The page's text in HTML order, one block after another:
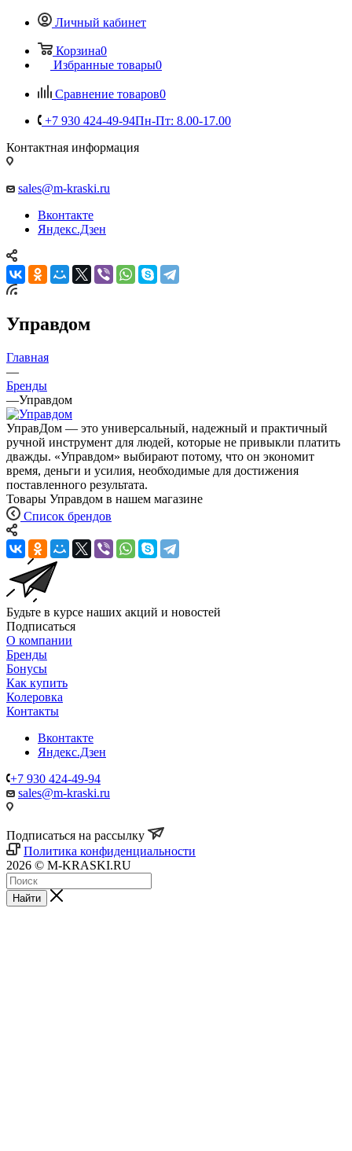
Личный кабинет
Корзина0
Избранные товары0
Сравнение товаров0
+7 930 424-49-94Пн-Пт: 8.00-17.00
Контактная информация
sales@m-kraski.ru
Вконтакте
Яндекс.Дзен
Управдом
Главная
—
Бренды
—Управдом
УправДом — это универсальный, надежный и практичный
ручной инструмент для людей, которые не привыкли платить
дважды. «Управдом» выбирают потому, что он экономит
время, деньги и усилия, необходимые для достижения
поставленного результата.
Товары Управдом в нашем магазине
Список брендов
Будьте в курсе наших акций и новостей
Подписаться
О компании
Бренды
Бонусы
Как купить
Колеровка
Контакты
Вконтакте
Яндекс.Дзен
+7 930 424-49-94
sales@m-kraski.ru
Подписаться на рассылку
Политика конфиденциальности
2026 © M-KRASKI.RU
Найти